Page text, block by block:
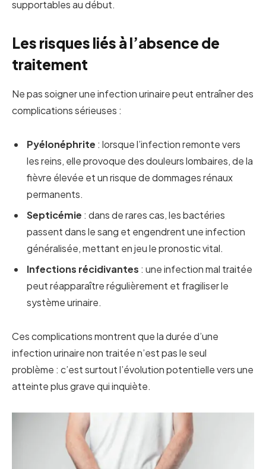
supportables au début.
Les risques liés à l’absence de
traitement
Ne pas soigner une infection urinaire peut entraîner des
complications sérieuses :
Pyélonéphrite : lorsque l’infection remonte vers
les reins, elle provoque des douleurs lombaires, de la
fièvre élevée et un risque de dommages rénaux
permanents.
Septicémie : dans de rares cas, les bactéries
passent dans le sang et engendrent une infection
généralisée, mettant en jeu le pronostic vital.
Infections récidivantes : une infection mal traitée
peut réapparaître régulièrement et fragiliser le
système urinaire.
Ces complications montrent que la durée d’une
infection urinaire non traitée n’est pas le seul
problème : c’est surtout l’évolution potentielle vers une
atteinte plus grave qui inquiète.